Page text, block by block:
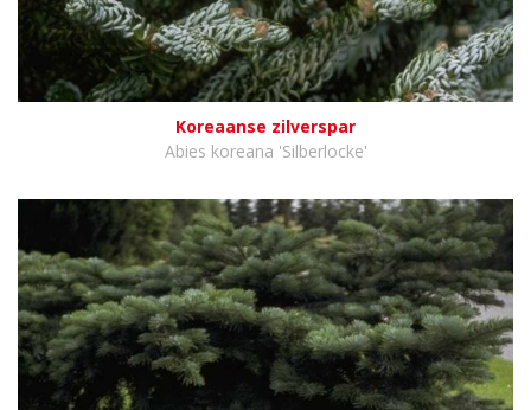
Koreaanse zilverspar
Abies koreana 'Silberlocke'